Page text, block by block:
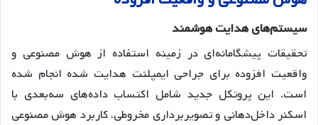
سیستمهایهدایتهوشمند
تحقیقات پیشگامانه‌ای در زمینه استفاده از هوش مصنوعی و
واقعیت افزوده برای جراحی ایمپلنت هدایت شده انجام شده
است. این پروتکل جدید شامل اکتساب داده‌های سه‌بعدی با
اسکنر داخل‌دهانی و تصویربرداری مخروطی، کاربرد هوش مصنوعی